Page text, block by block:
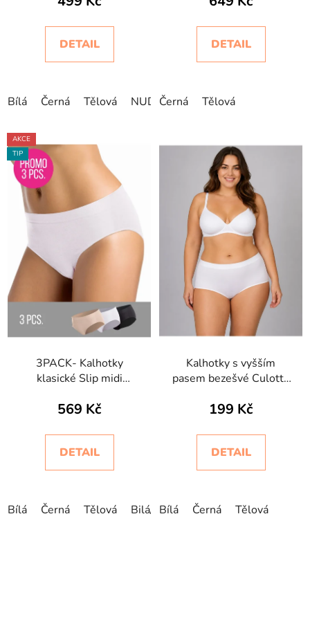
DETAIL
Bílá Černá Tělová NUDE
DETAIL
Černá Tělová
AKCE
TIP
3PACK- Kalhotky
klasické Slip midi
569 Kč
DETAIL
Bílá Černá Tělová Bilá/Černá/Béžová
Kalhotky s vyšším
pasem bezešvé Culotte
199 Kč
DETAIL
Bílá Černá Tělová